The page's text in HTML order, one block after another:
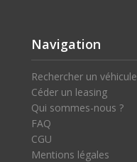
Navigation
Rechercher un véhicule
Céder un leasing
Qui sommes-nous ?
FAQ
CGU
Mentions légales